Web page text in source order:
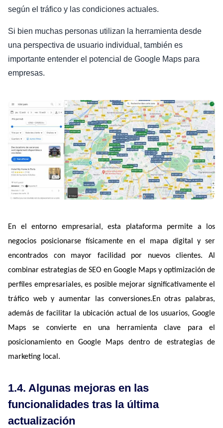
según el tráfico y las condiciones actuales.
Si bien muchas personas utilizan la herramienta desde
una perspectiva de usuario individual, también es
importante entender el potencial de Google Maps para
empresas.
En el entorno empresarial, esta plataforma permite a los
negocios posicionarse físicamente en el mapa digital y ser
encontrados con mayor facilidad por nuevos clientes. Al
combinar estrategias de SEO en Google Maps y optimización de
perfiles empresariales, es posible mejorar significativamente el
tráfico web y aumentar las conversiones.En otras palabras,
además de facilitar la ubicación actual de los usuarios, Google
Maps se convierte en una herramienta clave para el
posicionamiento en Google Maps dentro de estrategias de
marketing local.
1.4. Algunas mejoras en las
funcionalidades tras la última
actualización